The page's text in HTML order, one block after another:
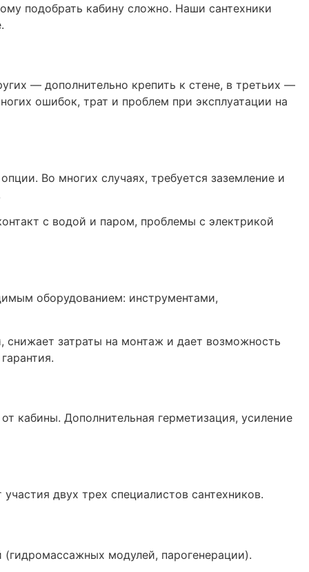
подобрать кабину сложно. Наши сантехники
— дополнительно крепить к стене, в третьих —
ошибок, трат и проблем при эксплуатации на
Во многих случаях, требуется заземление и
с водой и паром, проблемы с электрикой
оборудованием: инструментами,
снижает затраты на монтаж и дает возможность
кабины. Дополнительная герметизация, усиление
двух трех специалистов сантехников.
модулей, парогенерации).